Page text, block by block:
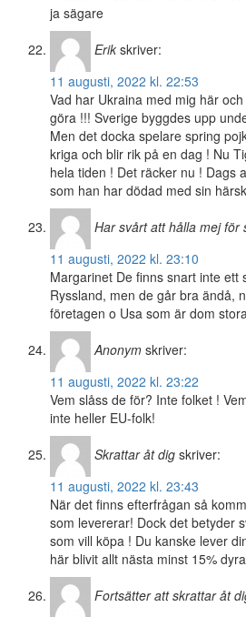
ja sägare
Erik skriver:
11 augusti, 2022 kl. 22:53
Vad har Ukraina med mig här
göra !!! Sverige byggdes upp
Men det docka spelare spring
kriga och blir rik på en dag ! Nu
hela tiden ! Det räcker nu ! Dags
som han har dödad med sin
Har svårt att hålla mej för
11 augusti, 2022 kl. 23:10
Margarinet De finns snart inte ett
Ryssland, men de går bra ändå,
företagen o Usa som är dom
Anonym skriver:
11 augusti, 2022 kl. 23:22
Vem slåss de för? Inte folket !
inte heller EU-folk!
Skrattar åt dig skriver:
11 augusti, 2022 kl. 23:43
När det finns efterfrågan så
som levererar! Dock det betyder
som vill köpa ! Du kanske lever
här blivit allt nästa minst 15%
Fortsätter att skrattar åt